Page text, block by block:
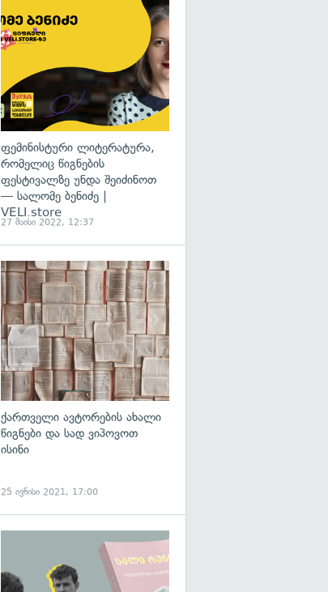
ფემინისტური ლიტერატურა,
რომელიც წიგნების
ფესტივალზე უნდა შეიძინოთ
— სალომე ბენიძე |
VELI.store
27 მაისი 2022, 12:37
ქართველი ავტორების ახალი
წიგნები და სად ვიპოვოთ
ისინი
25 ივნისი 2021, 17:00